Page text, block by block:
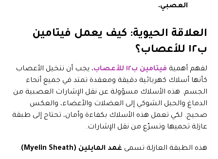
العصبي.
العلاقة الحيوية: كيف يعمل فيتامين
ب١٢ للأعصاب؟
لفهم أهمية فيتامين ب١٢ للأعصاب
، يجب أن نتخيل الأعصاب
كأنها أسلاك كهربائية دقيقة ومعقدة تمتد في جميع أنحاء
الجسم. هذه الأسلاك مسؤولة عن نقل الإشارات العصبية من
الدماغ والحبل الشوكي إلى العضلات والأعضاء، والعكس
صحيح. لكي تعمل هذه الأسلاك بكفاءة وأمان، تحتاج إلى طبقة
عازلة تحميها وتسرّع من نقل الإشارات.
هذه الطبقة العازلة تسمى غمد المايلين (Myelin Sheath) .